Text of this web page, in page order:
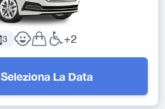
3 +2
Seleziona La Data